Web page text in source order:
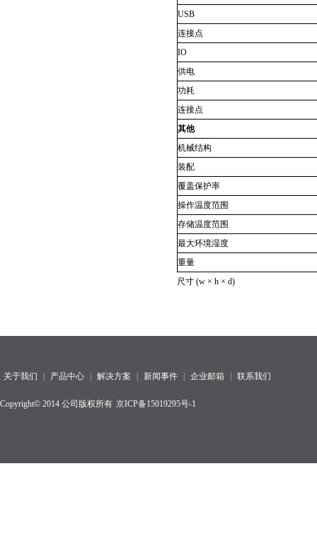
USB
连接点
IO
供电
功耗
连接点
其他
机械结构
装配
覆盖保护率
操作温度范围
存储温度范围
最大环境湿度
重量
尺寸 (w × h × d)
关于我们 产品中心 解决方案 新闻事件 企业邮箱 联系我们
Copyright© 2014 公司版权所有 京ICP备15019295号-1